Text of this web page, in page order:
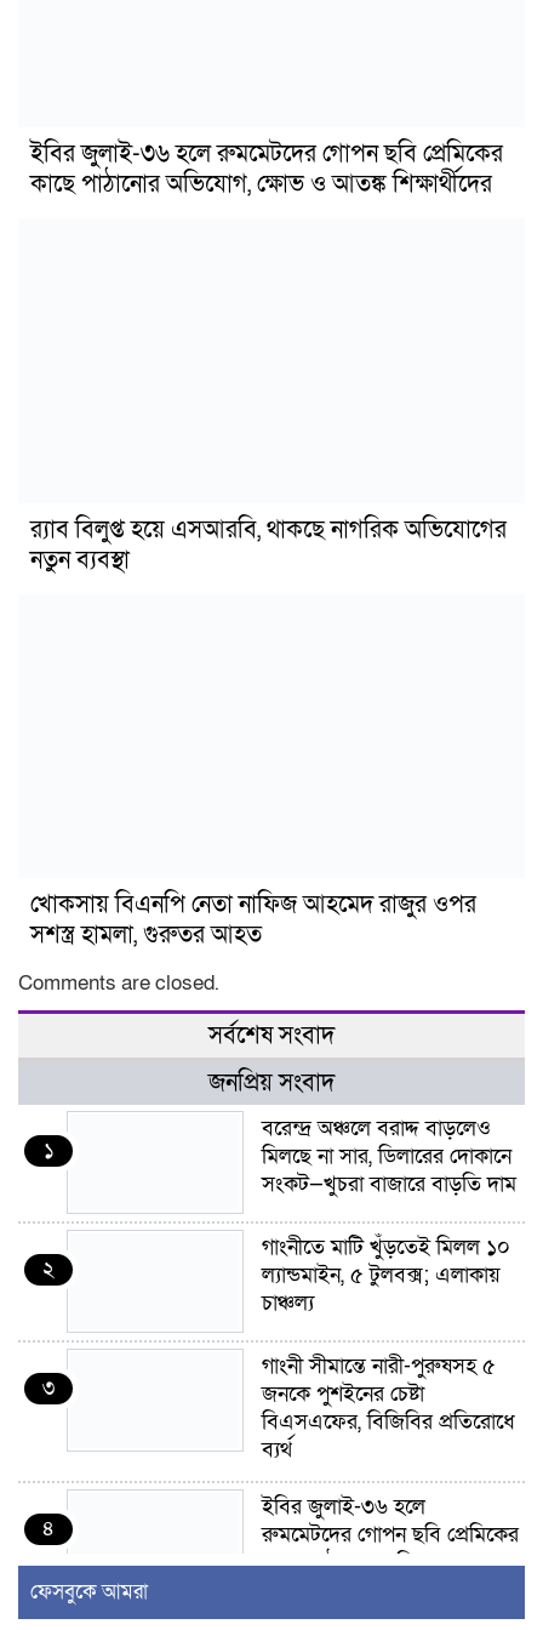
ইবির জুলাই-৩৬ হলে রুমমেটদের গোপন ছবি প্রেমিকের
কাছে পাঠানোর অভিযোগ, ক্ষোভ ও আতঙ্ক শিক্ষার্থীদের
র‍্যাব বিলুপ্ত হয়ে এসআরবি, থাকছে নাগরিক অভিযোগের
নতুন ব্যবস্থা
খোকসায় বিএনপি নেতা নাফিজ আহমেদ রাজুর ওপর
সশস্ত্র হামলা, গুরুতর আহত
Comments are closed.
সর্বশেষ সংবাদ
জনপ্রিয় সংবাদ
১
বরেন্দ্র অঞ্চলে বরাদ্দ বাড়লেও
মিলছে না সার, ডিলারের দোকানে
সংকট—খুচরা বাজারে বাড়তি দাম
২
গাংনীতে মাটি খুঁড়তেই মিলল ১০
ল্যান্ডমাইন, ৫ টুলবক্স; এলাকায়
চাঞ্চল্য
৩
গাংনী সীমান্তে নারী-পুরুষসহ ৫
জনকে পুশইনের চেষ্টা
বিএসএফের, বিজিবির প্রতিরোধে
ব্যর্থ
৪
ইবির জুলাই-৩৬ হলে
রুমমেটদের গোপন ছবি প্রেমিকের
কাছে পাঠানোর অভিযোগ, ক্ষোভ
ফেসবুকে আমরা